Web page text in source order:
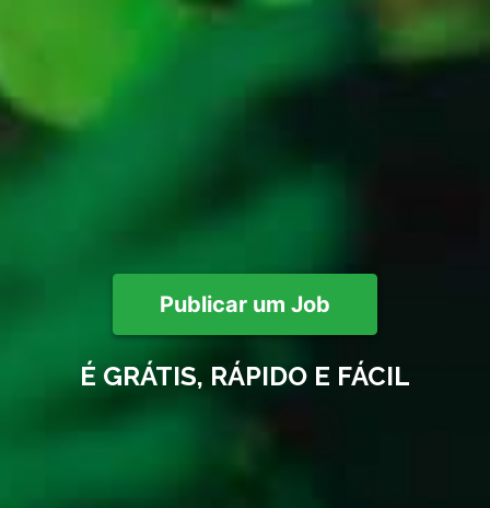
Publicar um Job
É GRÁTIS, RÁPIDO E FÁCIL